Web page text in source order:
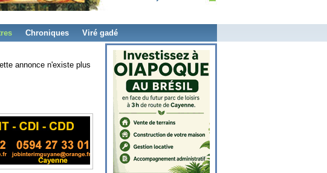
Chroniques Viré gadé
annonce n'existe plus